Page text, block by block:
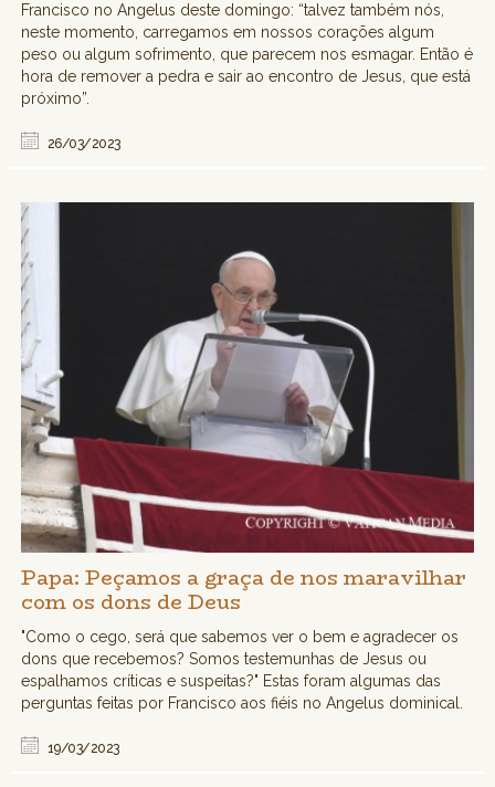
Francisco no Angelus deste domingo: “talvez também nós,
neste momento, carregamos em nossos corações algum
peso ou algum sofrimento, que parecem nos esmagar. Então é
hora de remover a pedra e sair ao encontro de Jesus, que está
próximo”.
26/03/2023
Papa: Peçamos a graça de nos maravilhar
com os dons de Deus
"Como o cego, será que sabemos ver o bem e agradecer os
dons que recebemos? Somos testemunhas de Jesus ou
espalhamos críticas e suspeitas?" Estas foram algumas das
perguntas feitas por Francisco aos fiéis no Angelus dominical.
19/03/2023